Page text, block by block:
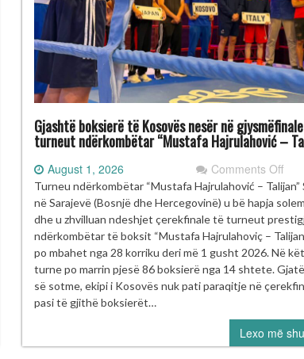
Gjashtë boksierë të Kosovës nesër në
turneut ndërkombëtar “Mustafa Hajrulahović –
August 1, 2026 Comments Offon
të
në
Turneu ndërkombëtar “Mustafa Hajrulahović – Talijan”
në Sarajevë (Bosnjë dhe Hercegovinë) u bë hapja
dhe u zhvilluan ndeshjet çerekfinale të turneut
ndërkombëtar të boksit “Mustafa Hajrulahoviç –
po mbahet nga 28 korriku deri më 1 gusht 2026. Në
turne po marrin pjesë 86 boksierë nga 14 shtete.
së sotme, ekipi i Kosovës nuk pati paraqitje në
pasi të gjithë boksierët…
Lexo më